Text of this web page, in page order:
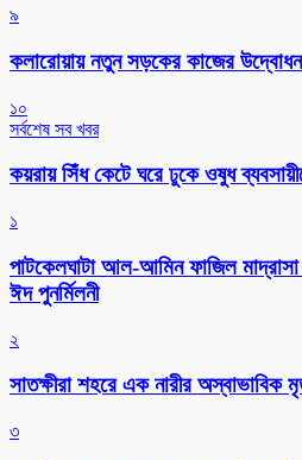
৯
কলারোয়ায় নতুন সড়কের কাজের
১০
সর্বশেষ সব খবর
কয়রায় সিঁধ কেটে ঘরে ঢুকে ওষুধ
১
পাটকেলঘাটা আল-আমিন ফাজিল
ঈদ পুনর্মিলনী
২
সাতক্ষীরা শহরে এক নারীর অস্বাভাবিক
৩